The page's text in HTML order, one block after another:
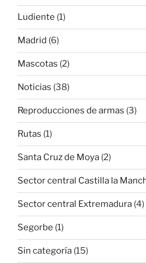
Ludiente (1)
Madrid (6)
Mascotas (2)
Noticias (38)
Reproducciones de armas (3)
Rutas (1)
Santa Cruz de Moya (2)
Sector central Castilla la
Sector central Extremadura (4)
Segorbe (1)
Sin categoría (15)